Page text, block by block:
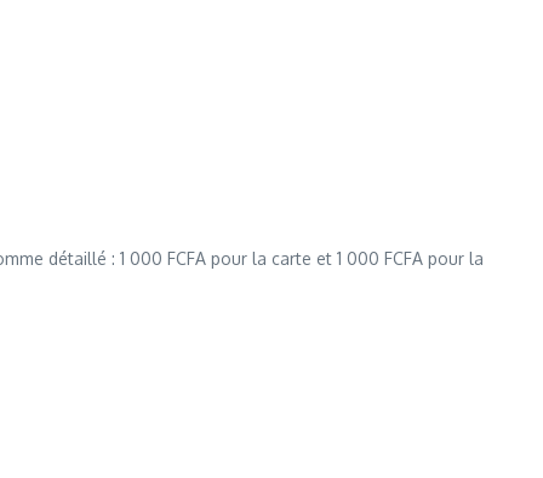
détaillé : 1 000 FCFA pour la carte et 1 000 FCFA pour la